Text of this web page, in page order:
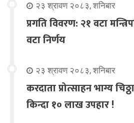
२३ श्रावण २०८३, शनिबार
प्रगति विवरण: २१ वटा
वटा निर्णय
२३ श्रावण २०८३, शनिबार
करदाता प्रोत्साहन भाग्य
किन्दा १० लाख उपहार !